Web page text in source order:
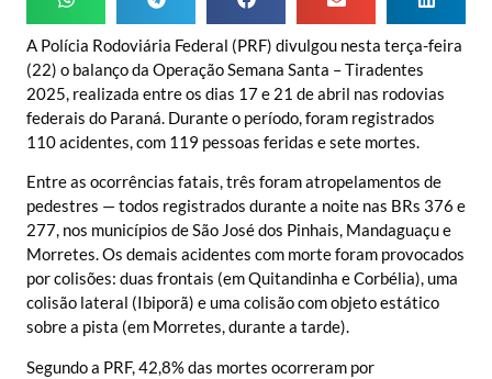
A Polícia Rodoviária Federal (PRF) divulgou nesta terça-feira
(22) o balanço da Operação Semana Santa – Tiradentes
2025, realizada entre os dias 17 e 21 de abril nas rodovias
federais do Paraná. Durante o período, foram registrados
110 acidentes, com 119 pessoas feridas e sete mortes.
Entre as ocorrências fatais, três foram atropelamentos de
pedestres — todos registrados durante a noite nas BRs 376 e
277, nos municípios de São José dos Pinhais, Mandaguaçu e
Morretes. Os demais acidentes com morte foram provocados
por colisões: duas frontais (em Quitandinha e Corbélia), uma
colisão lateral (Ibiporã) e uma colisão com objeto estático
sobre a pista (em Morretes, durante a tarde).
Segundo a PRF, 42,8% das mortes ocorreram por